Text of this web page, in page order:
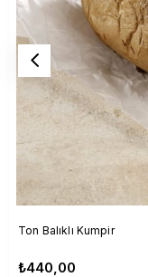
Ton Balıklı Kumpir
₺440,00